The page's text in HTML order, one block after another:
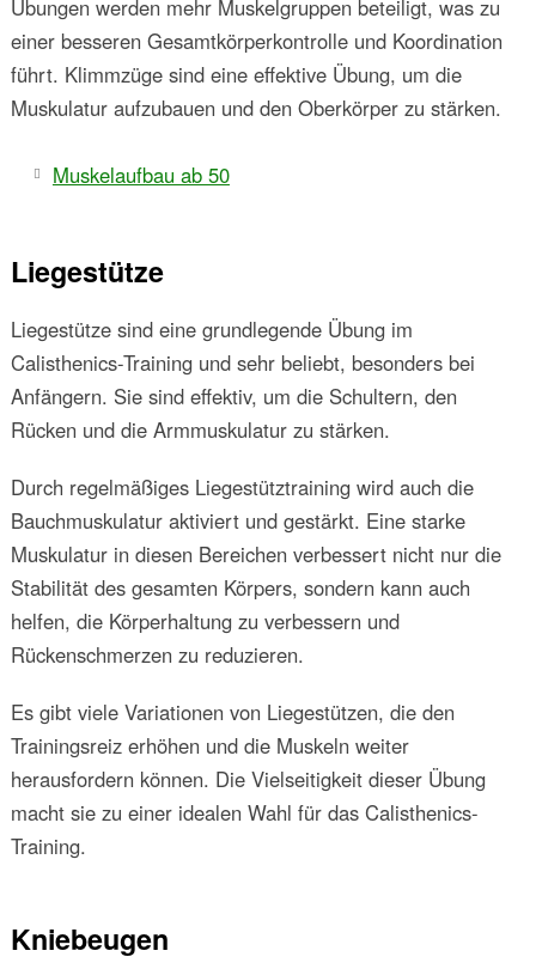
Übungen werden mehr Muskelgruppen beteiligt, was zu
einer besseren Gesamtkörperkontrolle und Koordination
führt. Klimmzüge sind eine effektive Übung, um die
Muskulatur aufzubauen und den Oberkörper zu stärken.
Muskelaufbau ab 50
Liegestütze
Liegestütze sind eine grundlegende Übung im
Calisthenics-Training und sehr beliebt, besonders bei
Anfängern. Sie sind effektiv, um die Schultern, den
Rücken und die Armmuskulatur zu stärken.
Durch regelmäßiges Liegestütztraining wird auch die
Bauchmuskulatur aktiviert und gestärkt. Eine starke
Muskulatur in diesen Bereichen verbessert nicht nur die
Stabilität des gesamten Körpers, sondern kann auch
helfen, die Körperhaltung zu verbessern und
Rückenschmerzen zu reduzieren.
Es gibt viele Variationen von Liegestützen, die den
Trainingsreiz erhöhen und die Muskeln weiter
herausfordern können. Die Vielseitigkeit dieser Übung
macht sie zu einer idealen Wahl für das Calisthenics-
Training.
Kniebeugen